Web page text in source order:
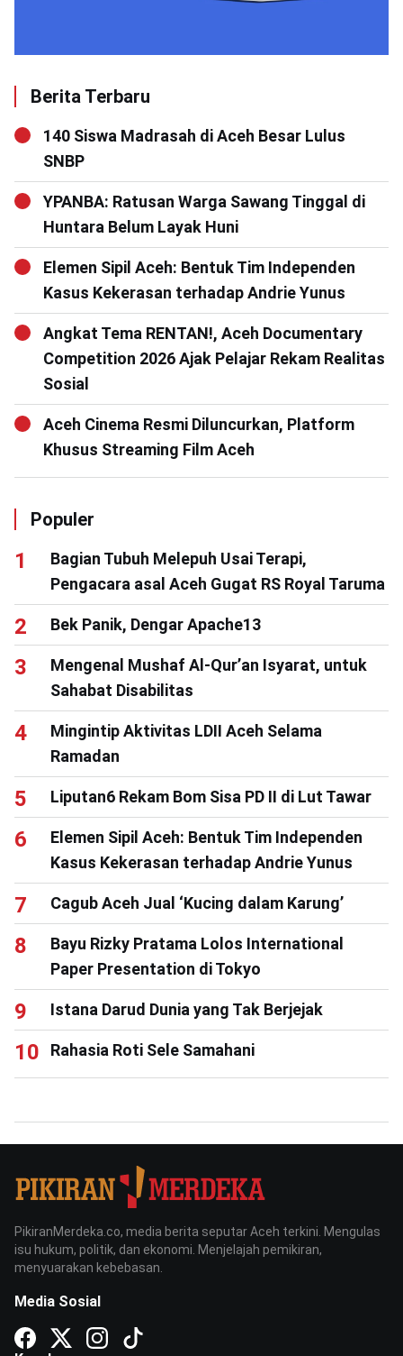
Berita Terbaru
140 Siswa Madrasah di Aceh Besar Lulus
SNBP
YPANBA: Ratusan Warga Sawang Tinggal di
Huntara Belum Layak Huni
Elemen Sipil Aceh: Bentuk Tim Independen
Kasus Kekerasan terhadap Andrie Yunus
Angkat Tema RENTAN!, Aceh Documentary
Competition 2026 Ajak Pelajar Rekam Realitas
Sosial
Aceh Cinema Resmi Diluncurkan, Platform
Khusus Streaming Film Aceh
Populer
Bagian Tubuh Melepuh Usai Terapi,
Pengacara asal Aceh Gugat RS Royal Taruma
Bek Panik, Dengar Apache13
Mengenal Mushaf Al-Qur’an Isyarat, untuk
Sahabat Disabilitas
Mingintip Aktivitas LDII Aceh Selama
Ramadan
Liputan6 Rekam Bom Sisa PD II di Lut Tawar
Elemen Sipil Aceh: Bentuk Tim Independen
Kasus Kekerasan terhadap Andrie Yunus
Cagub Aceh Jual ‘Kucing dalam Karung’
Bayu Rizky Pratama Lolos International
Paper Presentation di Tokyo
Istana Darud Dunia yang Tak Berjejak
Rahasia Roti Sele Samahani
PikiranMerdeka.co, media berita seputar Aceh terkini. Mengulas
isu hukum, politik, dan ekonomi. Menjelajah pemikiran,
menyuarakan kebebasan.
Media Sosial